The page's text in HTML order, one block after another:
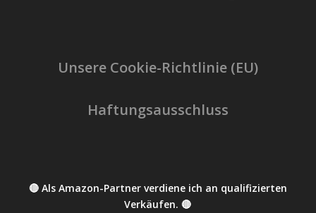
Unsere Cookie-Richtlinie (EU)
Haftungsausschluss
🔴 Als Amazon-Partner verdiene ich an qualifizierten
Verkäufen. 🔴